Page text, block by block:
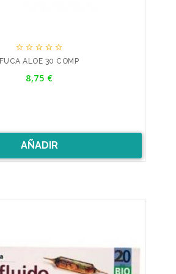
    
FUCA ALOE 30 COMP
8,75 €
AÑADIR